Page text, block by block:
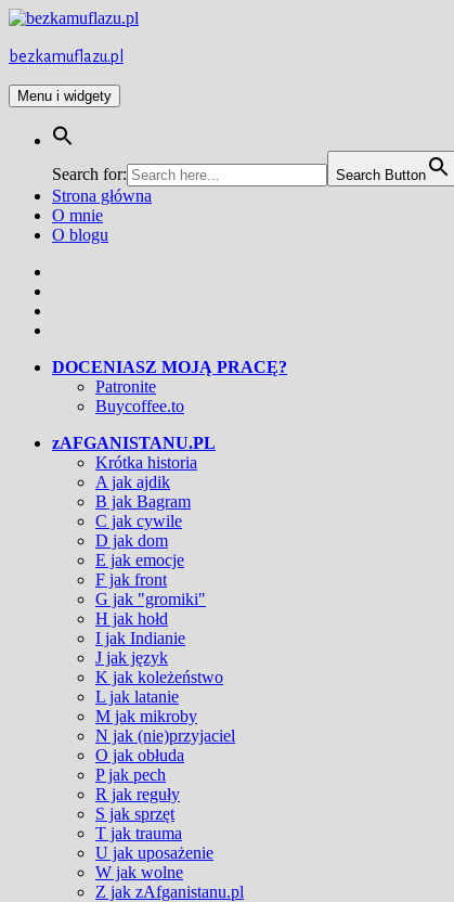
Przejdź
treści
bezkamuflazu.pl
Menu i widgety
Search for: Search Button
Strona główna
O mnie
O blogu
DOCENIASZ MOJĄ PRACĘ?
Patronite
Buycoffee.to
zAFGANISTANU.PL
Krótka historia
A jak ajdik
B jak Bagram
C jak cywile
D jak dom
E jak emocje
F jak front
G jak "gromiki"
H jak hołd
I jak Indianie
J jak język
K jak koleżeństwo
L jak latanie
M jak mikroby
N jak (nie)przyjaciel
O jak obłuda
P jak pech
R jak reguły
S jak sprzęt
T jak trauma
U jak uposażenie
W jak wolne
Z jak zAfganistanu.pl